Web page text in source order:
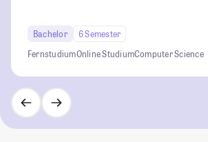
Bachelor
6 Semester
FernstudiumOnline StudiumComputer Science